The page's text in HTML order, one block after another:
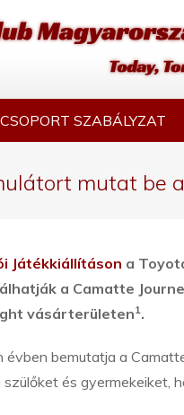
SZABÁLYZAT
mutat be
Játékkiállításon a
a Camatte
vásárterületen1.
évben bemutatja a
és gyermekeiket,